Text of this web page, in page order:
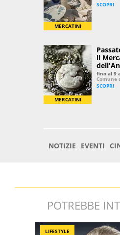
POTREBBE
LIFESTYLE